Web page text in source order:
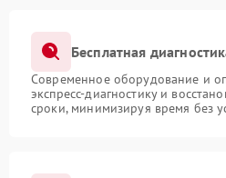
Бесплатная
Современное оборудование и
экспресс-диагностику и
сроки, минимизируя время без